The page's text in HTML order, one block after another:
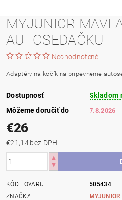
MYJUNIOR MAVI
AUTOSEDAČKU
Neohodnotené
Adaptéry na kočík na pripevnenie
Dostupnosť
Skladom
Môžeme doručiť do
7.8.2026
€26
€21,14 bez DPH
KÓD TOVARU
505434
ZNAČKA
MYJUNIOR